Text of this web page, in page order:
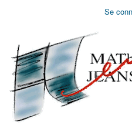
non
identifié
Se